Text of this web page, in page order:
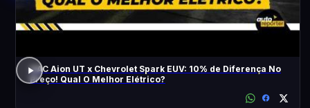
GAC Aion UT x Chevrolet Spark EUV: 10% de Diferença No
Preço! Qual O Melhor Elétrico?